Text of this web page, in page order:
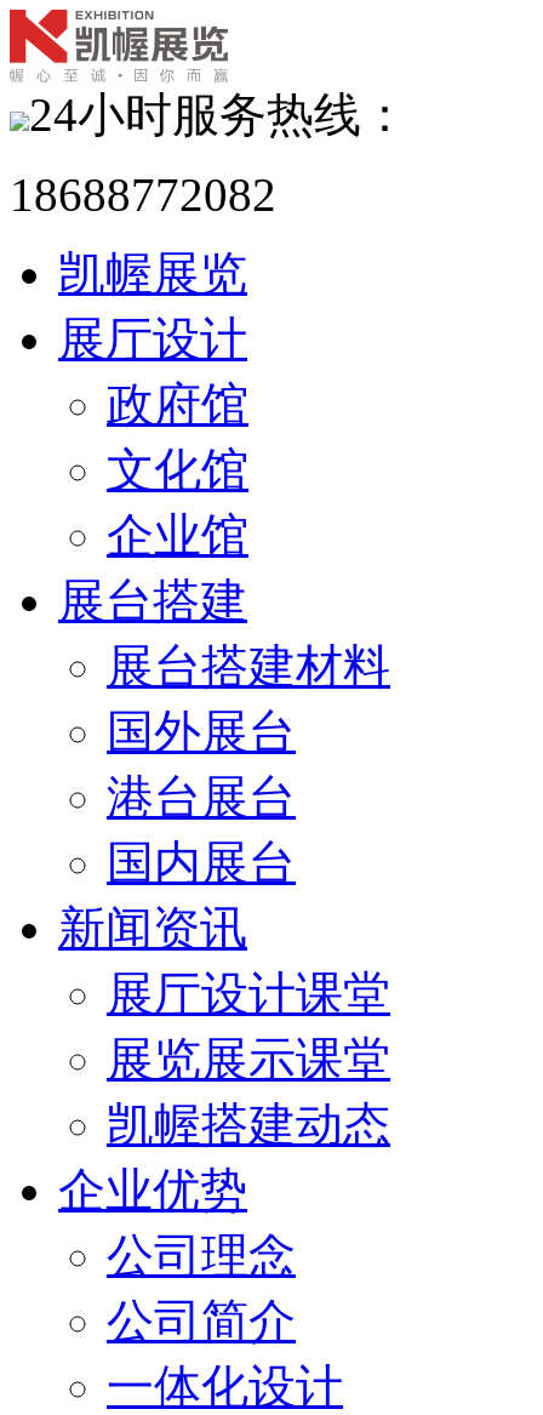
24小时服务热线：
18688772082
凯幄展览
展厅设计
政府馆
文化馆
企业馆
展台搭建
展台搭建材料
国外展台
港台展台
国内展台
新闻资讯
展厅设计课堂
展览展示课堂
凯幄搭建动态
企业优势
公司理念
公司简介
一体化设计